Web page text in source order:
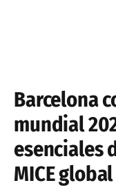
Barcelona
mundial
esenciales
MICE global